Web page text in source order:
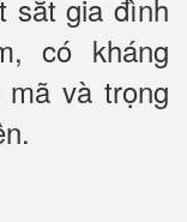
sắt gia đình
có kháng
và trọng